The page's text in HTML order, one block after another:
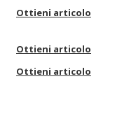
Ottieni articolo
Ottieni articolo
Ottieni articolo